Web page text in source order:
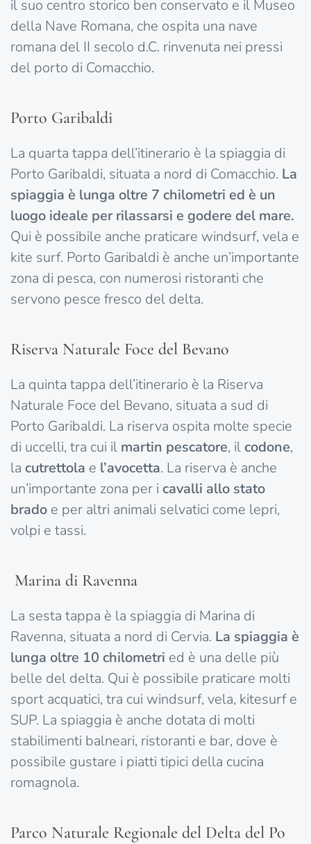
il suo centro storico ben conservato e il Museo
della Nave Romana, che ospita una nave
romana del II secolo d.C. rinvenuta nei pressi
del porto di Comacchio.
Porto Garibaldi
La quarta tappa dell’itinerario è la spiaggia di
Porto Garibaldi, situata a nord di Comacchio. La
spiaggia è lunga oltre 7 chilometri ed è un
luogo ideale per rilassarsi e godere del mare.
Qui è possibile anche praticare windsurf, vela e
kite surf. Porto Garibaldi è anche un’importante
zona di pesca, con numerosi ristoranti che
servono pesce fresco del delta.
Riserva Naturale Foce del Bevano
La quinta tappa dell’itinerario è la Riserva
Naturale Foce del Bevano, situata a sud di
Porto Garibaldi. La riserva ospita molte specie
di uccelli, tra cui il martin pescatore, il codone,
la cutrettola e l’avocetta. La riserva è anche
un’importante zona per i cavalli allo stato
brado e per altri animali selvatici come lepri,
volpi e tassi.
Marina di Ravenna
La sesta tappa è la spiaggia di Marina di
Ravenna, situata a nord di Cervia. La spiaggia è
lunga oltre 10 chilometri ed è una delle più
belle del delta. Qui è possibile praticare molti
sport acquatici, tra cui windsurf, vela, kitesurf e
SUP. La spiaggia è anche dotata di molti
stabilimenti balneari, ristoranti e bar, dove è
possibile gustare i piatti tipici della cucina
romagnola.
Parco Naturale Regionale del Delta del Po